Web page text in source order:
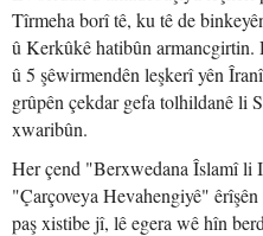
Tîrmeha borî tê, ku tê de
û Kerkûkê hatibûn armancgirtin.
û 5 şêwirmendên leşkerî yên
grûpên çekdar gefa tolhildanê li
xwaribûn.
Her çend "Berxwedana Îslamî li
"Çarçoveya Hevahengiyê"
paş xistibe jî, lê egera wê hîn